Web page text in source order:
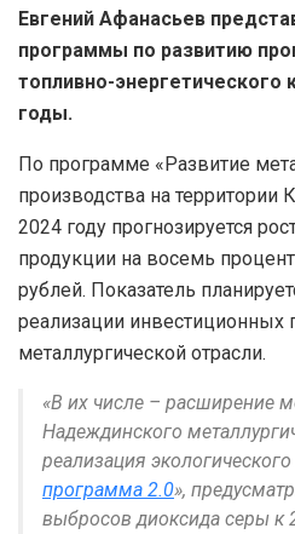
Евгений Афанасьев
программы по развитию
топливно-энергетического
годы.
По программе «Развитие
производства на территории
2024 году прогнозируется
продукции на восемь
рублей. Показатель
реализации инвестиционных
металлургической отрасли.
«В их числе – расширение
Надеждинского
реализация экологического
программа 2.0»,
выбросов диоксида серы к